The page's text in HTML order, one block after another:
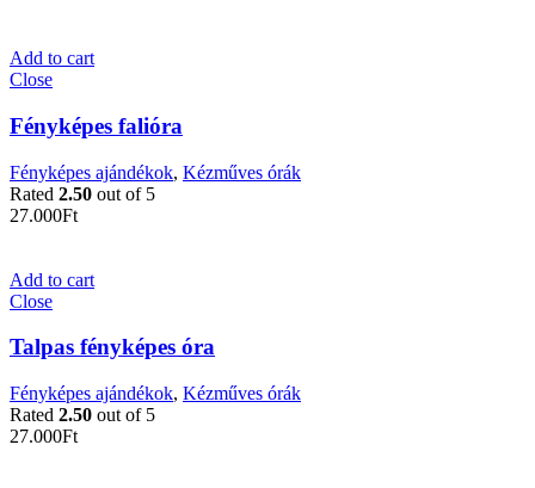
Add to cart
Close
Fényképes falióra
Fényképes ajándékok, Kézműves órák
Rated 2.50 out of 5
27.000Ft
Add to cart
Close
Talpas fényképes óra
Fényképes ajándékok, Kézműves órák
Rated 2.50 out of 5
27.000Ft